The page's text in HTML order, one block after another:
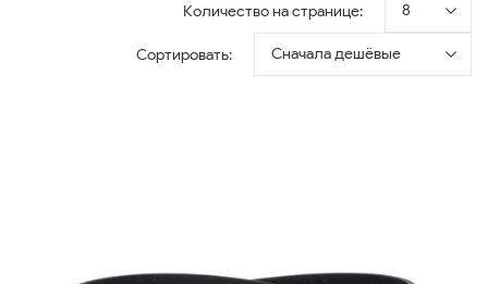
Количество на странице: 8
Сортировать: Сначала дешёвые